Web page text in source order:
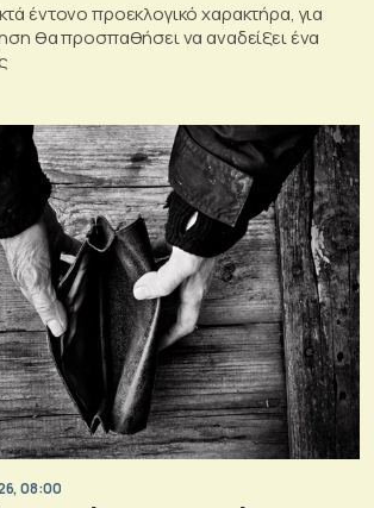
έντονο προεκλογικό χαρακτήρα, για
θα προσπαθήσει να αναδείξει ένα
08:00